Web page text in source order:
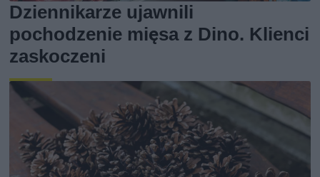
Dziennikarze ujawnili
pochodzenie mięsa z Dino. Klienci
zaskoczeni